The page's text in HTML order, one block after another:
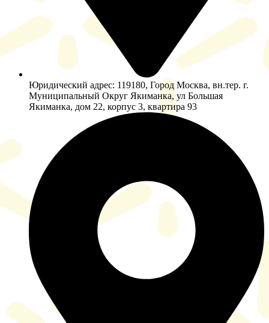
Юридический адрес: 119180, Город Москва, вн.тер. г.
Муниципальный Округ Якиманка, ул Большая
Якиманка, дом 22, корпус 3, квартира 93